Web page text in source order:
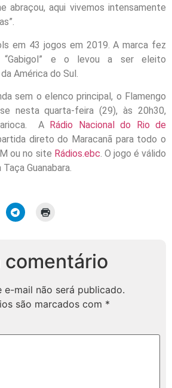
abraçou, aqui vivemos intensamente
em 43 jogos em 2019. A marca fez
e o levou a ser eleito
América do Sul.
sem o elenco principal, o Flamengo
nestaquarta-feira (29), às 20h30,
A Rádio Nacional do Rio de
direto do Maracanã para todo o
ou no site Rádios.ebc. O jogo é válido
Guanabara.
comentário
e-mail não será publicado.
são marcados com *